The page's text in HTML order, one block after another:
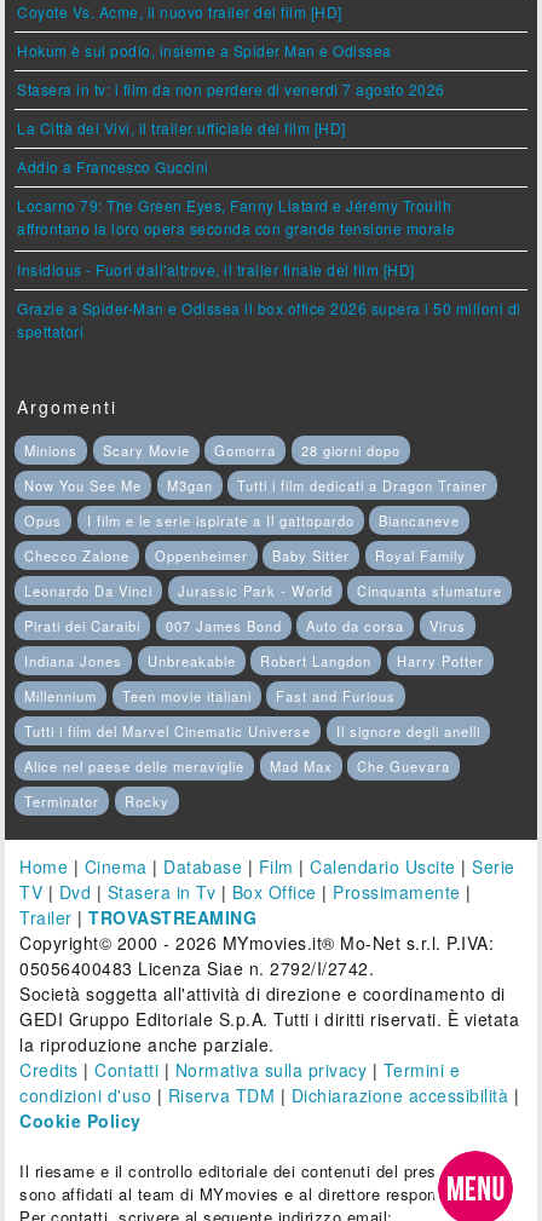
Coyote Vs. Acme, il nuovo trailer del film [HD]
Hokum è sul podio, insieme a Spider Man e Odissea
Stasera in tv: i film da non perdere di venerdì 7 agosto 2026
La Città dei Vivi, il trailer ufficiale del film [HD]
Addio a Francesco Guccini
Locarno 79: The Green Eyes, Fanny Liatard e Jérémy Trouilh
affrontano la loro opera seconda con grande tensione morale
Insidious - Fuori dall'altrove, il trailer finale del film [HD]
Grazie a Spider-Man e Odissea il box office 2026 supera i 50 milioni di
spettatori
Argomenti
Minions Scary Movie Gomorra
28 giorni dopo
Now You See Me
M3gan
Tutti i film dedicati a Dragon Trainer
Opus
I film e le serie ispirate a Il gattopardo
Biancaneve
Checco Zalone
Oppenheimer Baby Sitter
Royal Family
Leonardo Da Vinci
Jurassic Park - World
Cinquanta sfumature
Pirati dei Caraibi
007 James Bond Auto da corsa
Virus
Indiana Jones
Unbreakable Robert Langdon
Harry Potter
Millennium
Teen movie italiani
Fast and Furious
Tutti i film del Marvel Cinematic Universe
Il signore degli anelli
Alice nel paese delle meraviglie
Mad Max
Che Guevara
Terminator
Rocky
Home | Cinema | Database | Film |Calendario Uscite |Serie
TV | Dvd | Stasera in Tv | Box Office | Prossimamente |
Trailer |TROVASTREAMING
Copyright© 2000 - 2026 MYmovies.it® Mo-Net s.r.l. P.IVA:
05056400483 Licenza Siae n. 2792/I/2742.
Società soggetta all'attività di direzione e coordinamento di
GEDI Gruppo Editoriale S.p.A. Tutti i diritti riservati. È vietata
la riproduzione anche parziale.
Credits |Contatti | Normativa sulla privacy | Termini e
condizioni d'uso | Riserva TDM | Dichiarazione accessibilità |
Cookie Policy
Il riesame e il controllo editoriale dei contenuti del presente sito
sono affidati al team di MYmovies e al direttore responsabile.